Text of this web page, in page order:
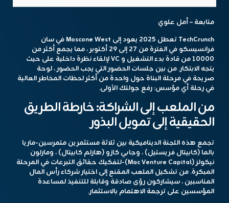
متابعة – أمل علوي
TechCrunch تعطل 2025
يعود إلى Moscone West في سان
فرانسيسكو في الفترة من 27 إلى 29 أكتوبر ، مما يجمع أكثر من
10000 من قادة بدء التشغيل و VC لإلقاء نظرة داخلية على حيث
يتجه الابتكار. من بين جلسات الحضور التي يجب الحضور ، لوحة
صريحة في مرحلة البناة حول واحدة من أكثر لحظات المخاطر العالية
في رحلة أي مؤسس: رفع جولتك الأولى.
من الملعب إلى الشراكة: خارطة الطريق
الحقيقية إلى تمويل البذور
تجمع هذه اللجنة الديناميكية بين ثلاثة مستثمرين متمرسين-ماريا
بالما (كابيتال فريستيل) ، وجابي كازو (هارلم كابيتال) ، ومارلون
نيكولز (Mac Venture Capital)-لتفكيك حقائق التبرعات في المرحلة
المبكرة. من تشكيل الملعب المقنع إلى اختيار شركاء رأس المال
المناسبين ، سيشاركون رؤى صادقة وقابلة للتنفيذ لمساعدة
المؤسسين على ترجمة الاهتمام بالاستثمار.